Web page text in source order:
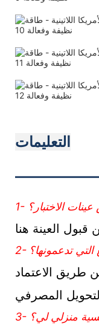
التعليمات
الاختبار؟
تدعمونها؟
طريق الاعتماد
منزلي لي؟